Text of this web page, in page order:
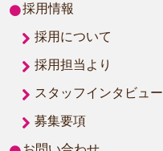
採用情報
採用について
採用担当より
スタッフインタビュー
募集要項